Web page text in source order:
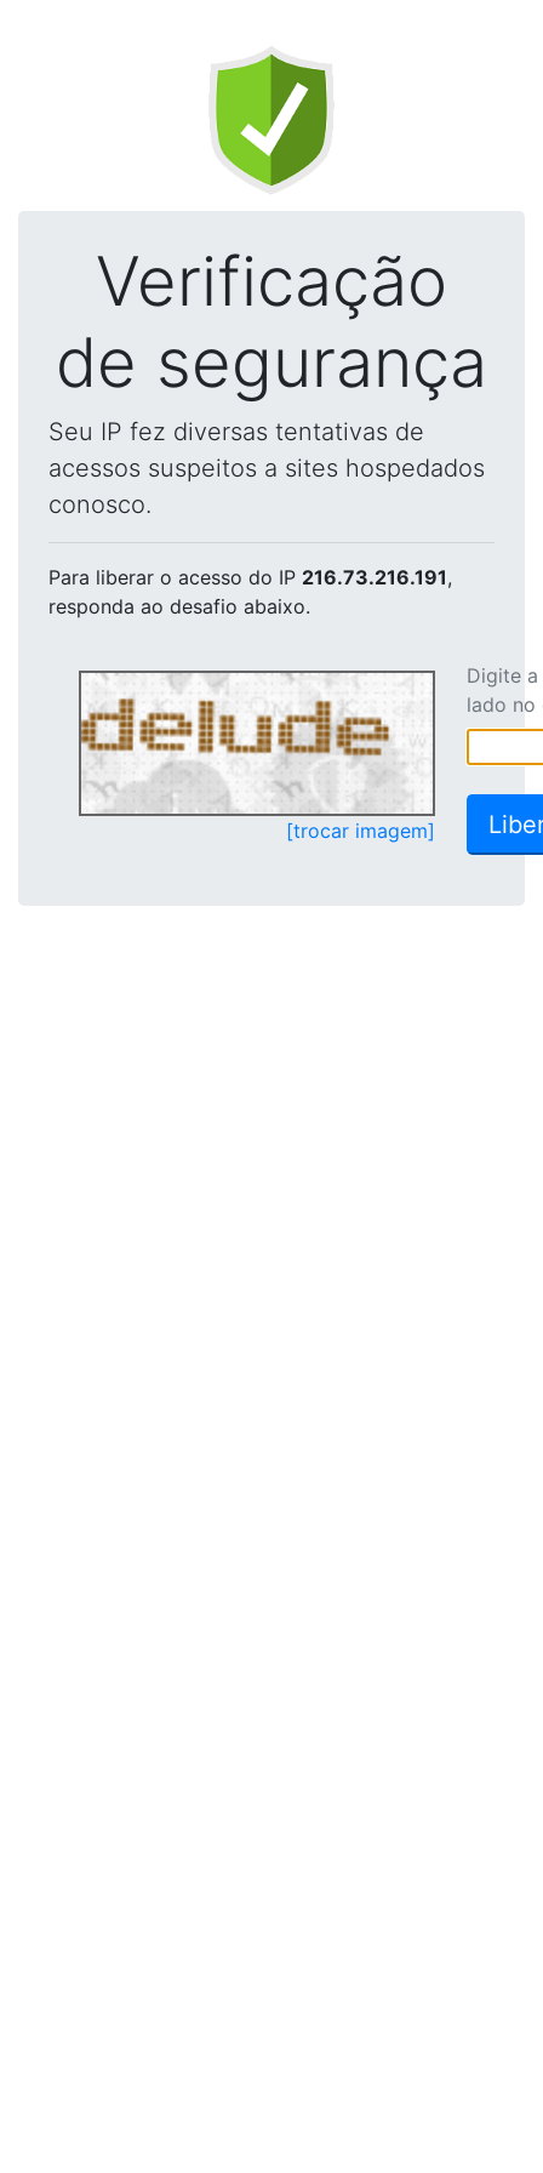
Verificação
de segurança
Seu IP fez diversas tentativas de
acessos suspeitos a sites hospedados
conosco.
Para liberar o acesso do IP 216.73.216.191,
responda ao desafio abaixo.
[trocar imagem]
Digite
lado no